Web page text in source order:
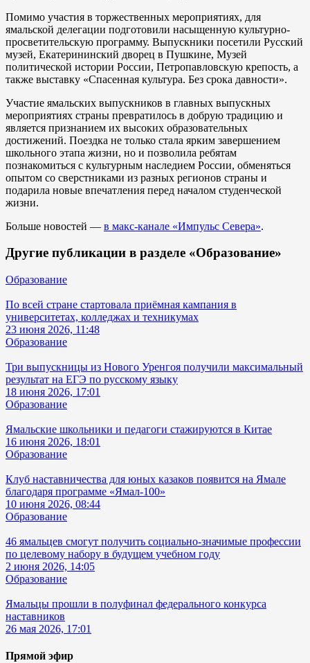
Помимо участия в торжественных мероприятиях, для
ямальской делегации подготовили насыщенную культурно-
просветительскую программу. Выпускники посетили Русский
музей, Екатерининский дворец в Пушкине, Музей
политической истории России, Петропавловскую крепость, а
также выставку «Спасенная культура. Без срока давности».
Участие ямальских выпускников в главных выпускных
мероприятиях страны превратилось в добрую традицию и
является признанием их высоких образовательных
достижений. Поездка не только стала ярким завершением
школьного этапа жизни, но и позволила ребятам
познакомиться с культурным наследием России, обменяться
опытом со сверстниками из разных регионов страны и
подарила новые впечатления перед началом студенческой
жизни.
Больше новостей — в макс-канале «Импульс Севера».
Другие публикации в разделе «Образование»
Образование
По всей стране стартовала приёмная кампания в
университетах, колледжах и техникумах
23 июня 2026, 11:48
Образование
Три выпускницы из Нового Уренгоя получили максимальный
результат на ЕГЭ по русскому языку
18 июня 2026, 17:01
Образование
Ямальские школьники и педагоги стажируются в Китае
16 июня 2026, 18:01
Образование
Клуб наставничества для юных казаков появится на Ямале
благодаря программе «Ямал-100»
10 июня 2026, 08:44
Образование
46 ямальцев смогут получить социально-значимые профессии
по целевому набору в будущем учебном году
2 июня 2026, 14:05
Образование
Ямальцы прошли в полуфинал федерального конкурса
наставников
26 мая 2026, 17:01
Прямой эфир